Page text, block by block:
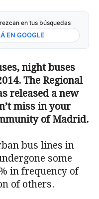
en tus búsquedas
EN GOOGLE
night buses
The Regional
released a new
miss in your
of Madrid.
bus lines in
some
in frequency of
of others.